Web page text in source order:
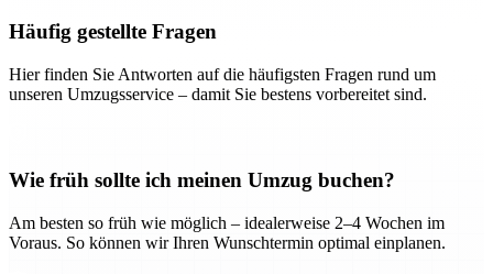
Häufig gestellte Fragen
Hier finden Sie Antworten auf die häufigsten Fragen rund um
unseren Umzugsservice – damit Sie bestens vorbereitet sind.
Wie früh sollte ich meinen Umzug buchen?
Am besten so früh wie möglich – idealerweise 2–4 Wochen im
Voraus. So können wir Ihren Wunschtermin optimal einplanen.